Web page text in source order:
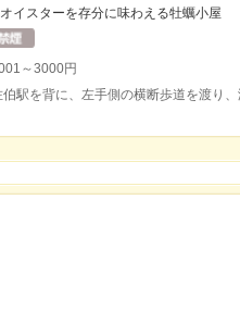
イスターを存分に味わえる牡蠣小屋
～3000円